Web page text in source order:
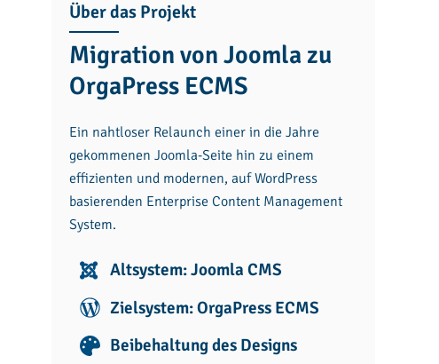
Über das Projekt
Migration von Joomla zu
OrgaPress ECMS
Ein nahtloser Relaunch einer in die Jahre
gekommenen Joomla-Seite hin zu einem
effizienten und modernen, auf WordPress
basierenden Enterprise Content Management
System.
Altsystem: Joomla CMS
Zielsystem: OrgaPress ECMS
Beibehaltung des Designs